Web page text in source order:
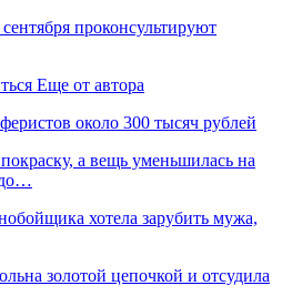
проконсультируют
Еще от автора
около 300 тысяч рублей
а вещь уменьшилась на
хотела зарубить мужа,
золотой цепочкой и отсудила